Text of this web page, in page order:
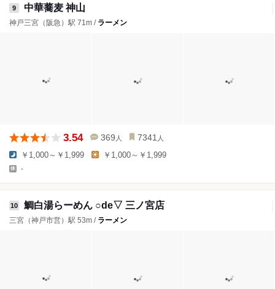
9 中華蕎麦 神山
神戸三宮（阪急）駅 71m / ラーメン
3.54 369 人 7341 人
￥1,000～￥1,999 ￥1,000～￥1,999
-
10 鯛白湯らーめん ○de▽ 三ノ宮店
三宮（神戸市営）駅 53m / ラーメン